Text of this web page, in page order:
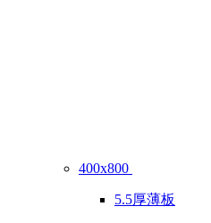
400x800
5.5厚薄板